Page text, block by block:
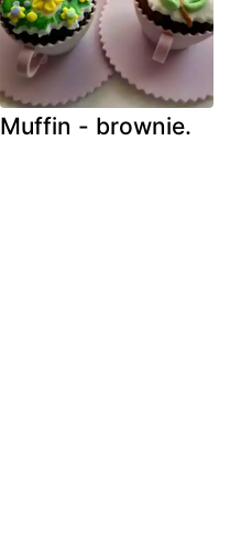
Muffin - brownie.